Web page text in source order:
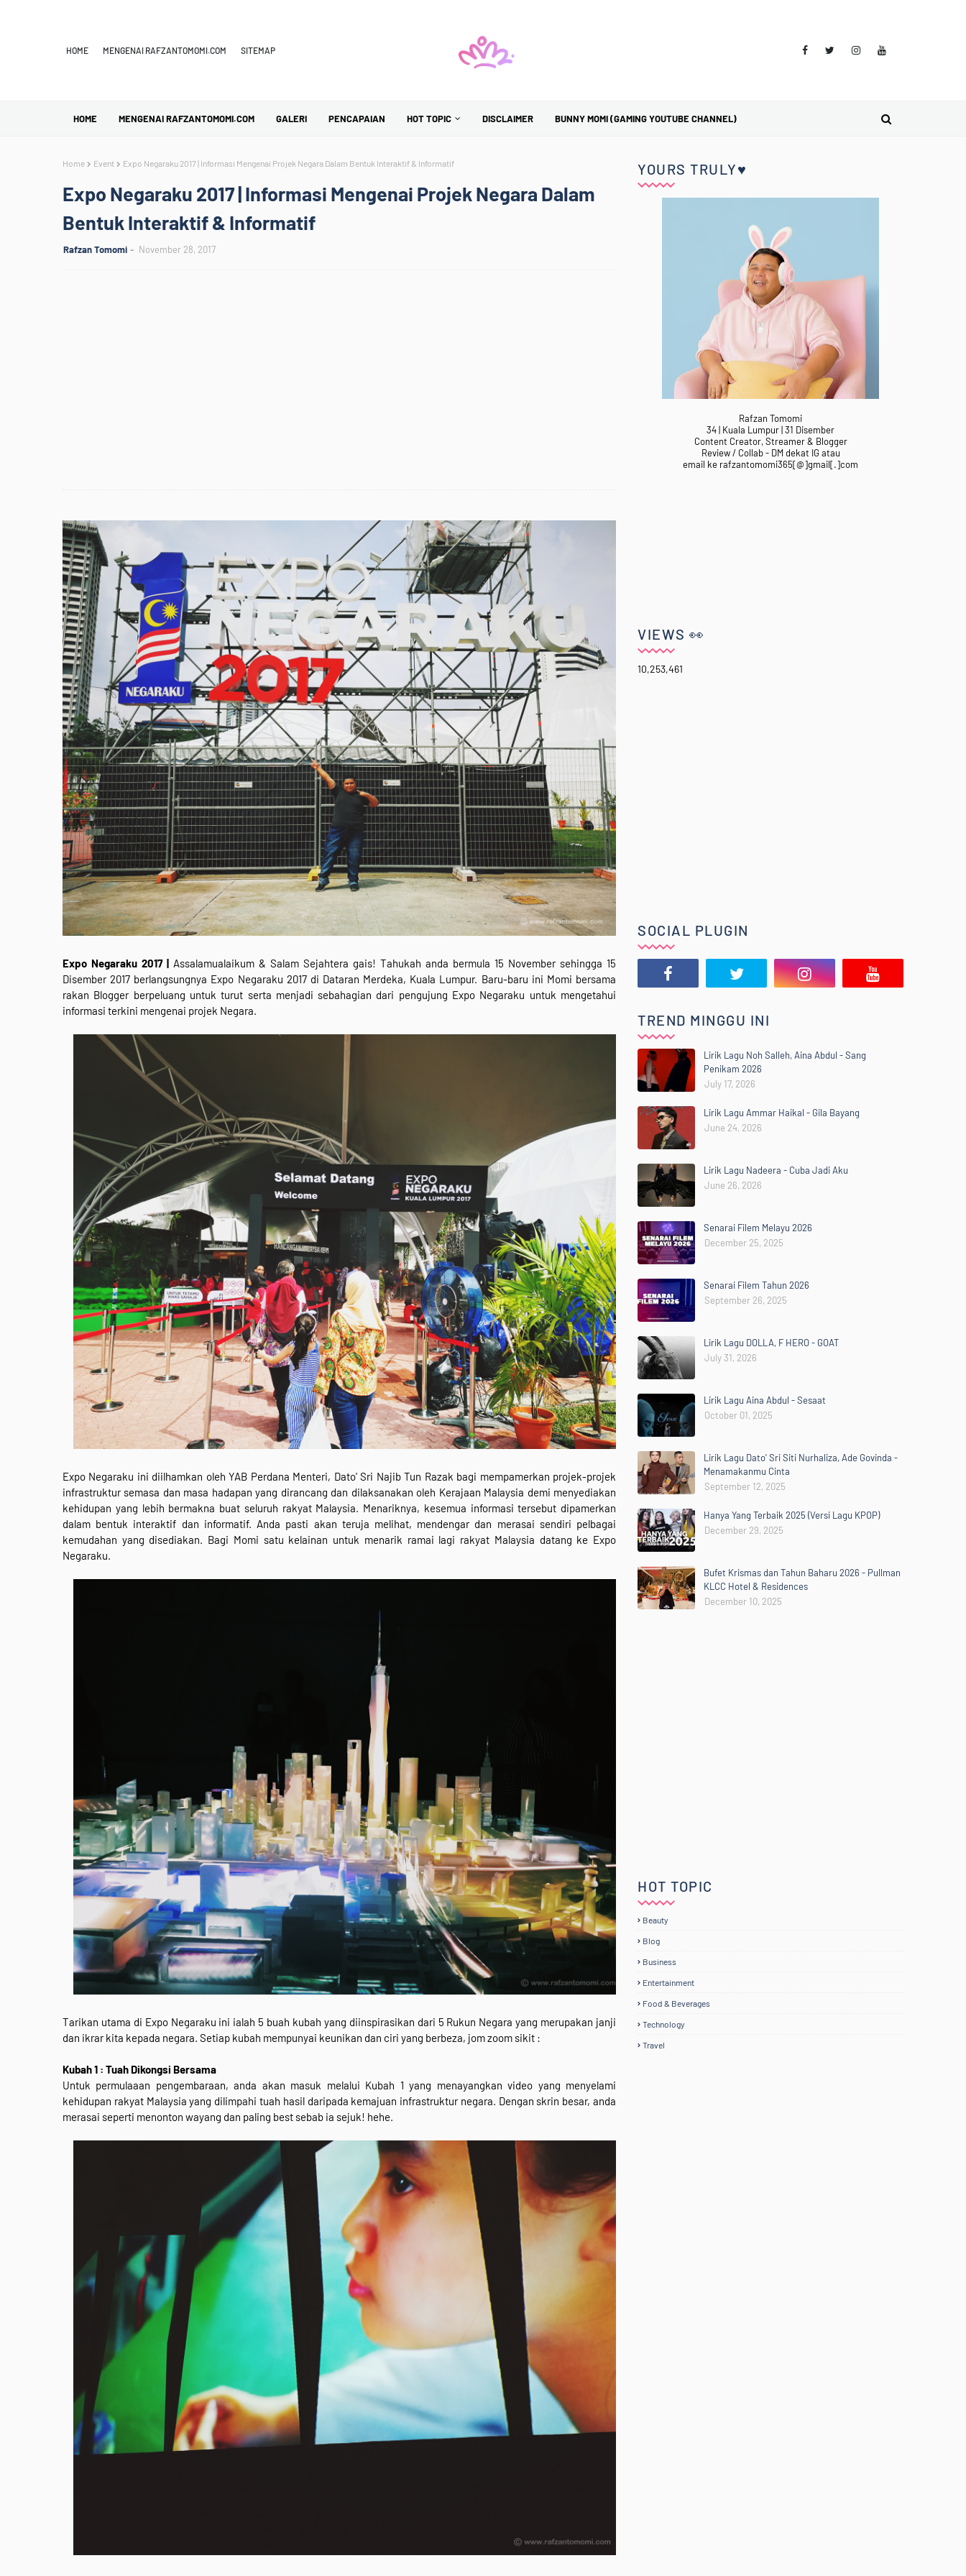
HOME MENGENAI RAFZANTOMOMI.COM SITEMAP
HOME MENGENAI RAFZANTOMOMI.COM GALERI PENCAPAIAN HOT TOPIC DISCLAIMER BUNNY MOMI (GAMING YOUTUBE CHANNEL)
Home Event Expo Negaraku 2017 | Informasi Mengenai Projek Negara Dalam Bentuk Interaktif & Informatif
Expo Negaraku 2017 | Informasi Mengenai Projek Negara Dalam
Bentuk Interaktif & Informatif
Rafzan Tomomi November 28, 2017
Expo Negaraku 2017 | Assalamualaikum & Salam Sejahtera gais! Tahukah anda bermula 15 November sehingga 15
Disember 2017 berlangsungnya Expo Negaraku 2017 di Dataran Merdeka, Kuala Lumpur. Baru-baru ini Momi bersama
rakan Blogger berpeluang untuk turut serta menjadi sebahagian dari pengujung Expo Negaraku untuk mengetahui
informasi terkini mengenai projek Negara.
Expo Negaraku ini diilhamkan oleh YAB Perdana Menteri, Dato' Sri Najib Tun Razak bagi mempamerkan projek-projek
infrastruktur semasa dan masa hadapan yang dirancang dan dilaksanakan oleh Kerajaan Malaysia demi menyediakan
kehidupan yang lebih bermakna buat seluruh rakyat Malaysia. Menariknya, kesemua informasi tersebut dipamerkan
dalam bentuk interaktif dan informatif. Anda pasti akan teruja melihat, mendengar dan merasai sendiri pelbagai
kemudahan yang disediakan. Bagi Momi satu kelainan untuk menarik ramai lagi rakyat Malaysia datang ke Expo
Negaraku.
Tarikan utama di Expo Negaraku ini ialah 5 buah kubah yang diinspirasikan dari 5 Rukun Negara yang merupakan janji
dan ikrar kita kepada negara. Setiap kubah mempunyai keunikan dan ciri yang berbeza, jom zoom sikit :
Kubah 1 : Tuah Dikongsi Bersama
Untuk permulaaan pengembaraan, anda akan masuk melalui Kubah 1 yang menayangkan video yang menyelami
kehidupan rakyat Malaysia yang dilimpahi tuah hasil daripada kemajuan infrastruktur negara. Dengan skrin besar, anda
merasai seperti menonton wayang dan paling best sebab ia sejuk! hehe.
YOURS TRULY♥
Rafzan Tomomi
34 | Kuala Lumpur | 31 Disember
Content Creator, Streamer & Blogger
Review / Collab - DM dekat IG atau
email ke rafzantomomi365[@]gmail[.]com
VIEWS 👀
10,253,461
SOCIAL PLUGIN
TREND MINGGU INI
Lirik Lagu Noh Salleh, Aina Abdul - Sang
Penikam 2026
July 17, 2026
Lirik Lagu Ammar Haikal - Gila Bayang
June 24, 2026
Lirik Lagu Nadeera - Cuba Jadi Aku
June 26, 2026
Senarai Filem Melayu 2026
December 25, 2025
Senarai Filem Tahun 2026
September 26, 2025
Lirik Lagu DOLLA, F HERO - GOAT
July 31, 2026
Lirik Lagu Aina Abdul - Sesaat
October 01, 2025
Lirik Lagu Dato' Sri Siti Nurhaliza, Ade Govinda -
Menamakanmu Cinta
September 12, 2025
Hanya Yang Terbaik 2025 (Versi Lagu KPOP)
December 29, 2025
Bufet Krismas dan Tahun Baharu 2026 - Pullman
KLCC Hotel & Residences
December 10, 2025
HOT TOPIC
Beauty
Blog
Business
Entertainment
Food & Beverages
Technology
Travel